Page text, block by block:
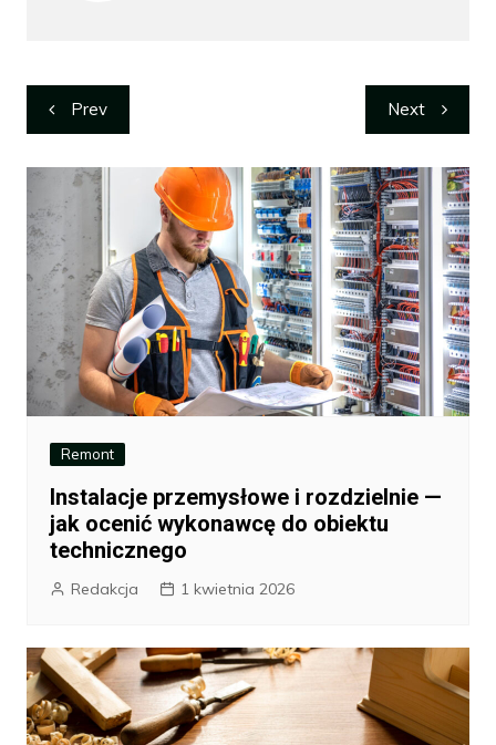
Nawigacja
wpisu
Prev Next
Remont
Instalacje przemysłowe i rozdzielnie —
jak ocenić wykonawcę do obiektu
technicznego
Redakcja 1 kwietnia 2026